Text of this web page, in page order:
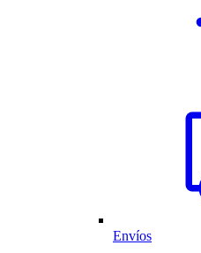
Envíos